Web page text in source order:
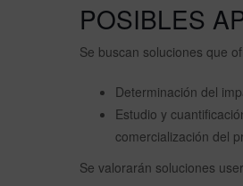
POSIBLES
Se buscan soluciones que
Determinación del
Estudio y
comercialización del
Se valorarán soluciones